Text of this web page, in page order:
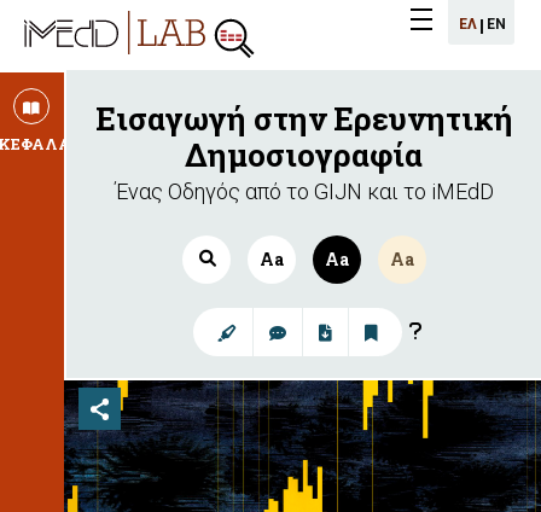
iMEdD
logo
iMEdD
Lab
MenuΕΛ ΕN
Εισαγωγή στην Ερευνητική
Δημοσιογραφία
Ένας Οδηγός από το GIJN και το iMEdD
Aa Aa Aa